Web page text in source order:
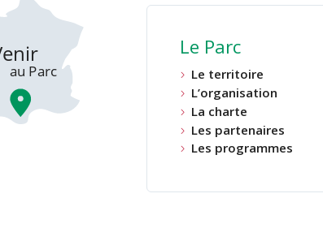
Le Parc
Le territoire
L’organisation
La charte
Les partenaires
Les programmes